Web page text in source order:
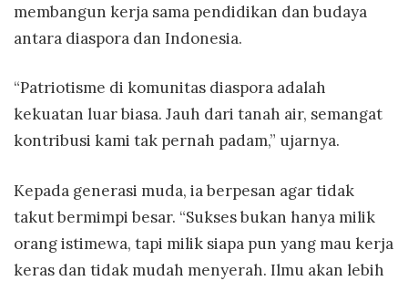
membangun kerja sama pendidikan dan budaya
antara diaspora dan Indonesia.
“Patriotisme di komunitas diaspora adalah
kekuatan luar biasa. Jauh dari tanah air, semangat
kontribusi kami tak pernah padam,” ujarnya.
Kepada generasi muda, ia berpesan agar tidak
takut bermimpi besar. “Sukses bukan hanya milik
orang istimewa, tapi milik siapa pun yang mau kerja
keras dan tidak mudah menyerah. Ilmu akan lebih